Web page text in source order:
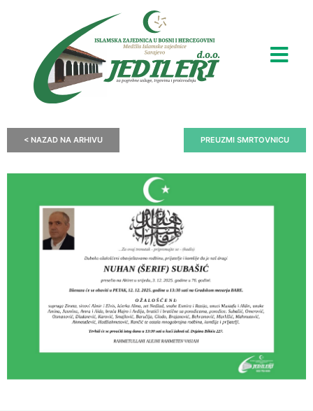
< NAZAD NA ARHIVU PREUZMI SMRTOVNICU